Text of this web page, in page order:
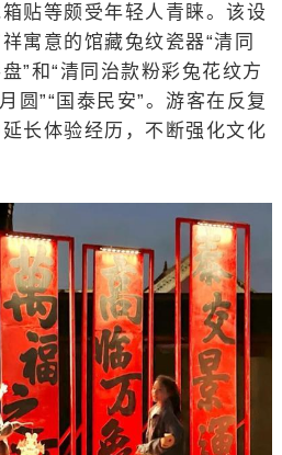
贴等颇受年轻人青睐。该设
寓意的馆藏兔纹瓷器“清同
”和“清同治款粉彩兔花纹方
圆”“国泰民安”。游客在反复
长体验经历，不断强化文化